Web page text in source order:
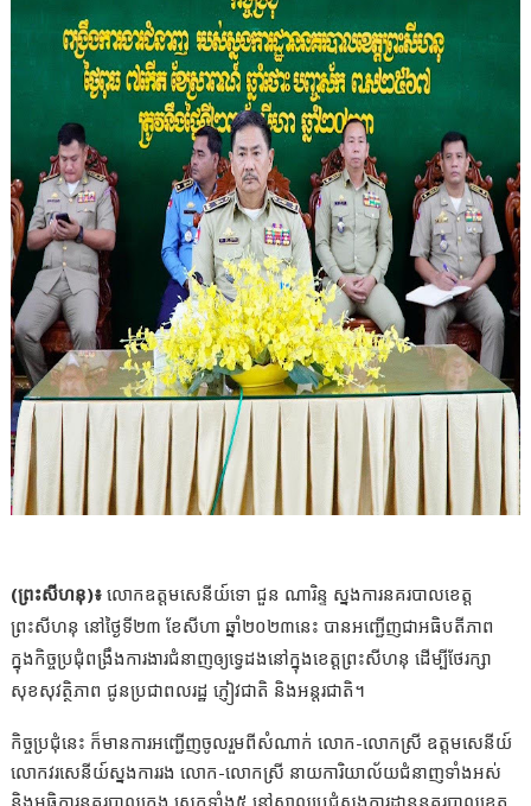
(ព្រះសីហនុ)៖ លោកឧត្តមសេនីយ៍ទោ ជួន ណារិន្ទ ស្នងការនគរបាលខេត្ត
ព្រះសីហនុ នៅថ្ងៃទី២៣ ខែសីហា ឆ្នាំ២០២៣នេះ បានអញ្ជើញជាអធិបតីភាព
ក្នុងកិច្ចប្រជុំពង្រឹងការងារជំនាញឲ្យទ្វេដងនៅក្នុងខេត្តព្រះសីហនុ ដើម្បីថែរក្សា
សុខសុវត្ថិភាព ជូនប្រជាពលរដ្ឋ ភ្ញៀវជាតិ និងអន្តរជាតិ។
កិច្ចប្រជុំនេះ ក៏មានការអញ្ជើញចូលរួមពីសំណាក់ លោក-លោកស្រី ឧត្តមសេនីយ៍
លោកវរសេនីយ៍ស្នងការរង លោក-លោកស្រី នាយការិយាល័យជំនាញទាំងអស់
និងអធិការនគរបាលក្រុង ស្រុកទាំង៥ នៅសាលប្រជុំស្នងការដ្ឋាននគរបាលខេត្ត